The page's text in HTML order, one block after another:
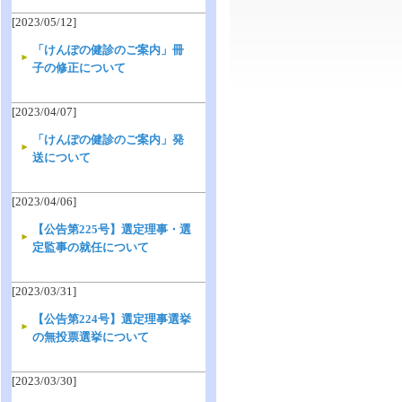
[2023/05/12]
「けんぽの健診のご案内」冊
子の修正について
[2023/04/07]
「けんぽの健診のご案内」発
送について
[2023/04/06]
【公告第225号】選定理事・選
定監事の就任について
[2023/03/31]
【公告第224号】選定理事選挙
の無投票選挙について
[2023/03/30]